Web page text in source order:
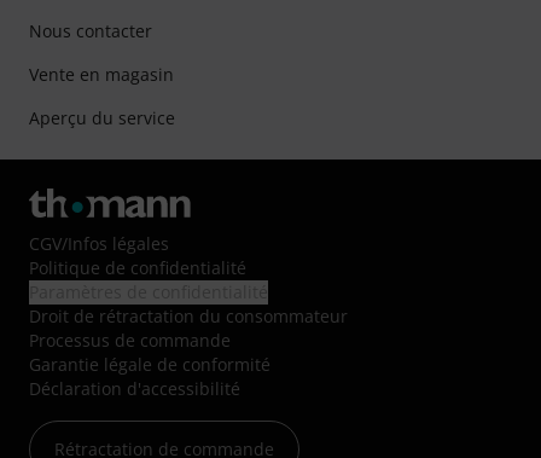
Nous contacter
Vente en magasin
Aperçu du service
CGV/Infos légales
Politique de confidentialité
Droit de rétractation du consommateur
Processus de commande
Garantie légale de conformité
Déclaration d'accessibilité
Rétractation de commande